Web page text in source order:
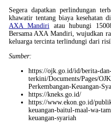
Segera dapatkan perlindungan
khawatir tentang biaya kesehatan
AXA Mandiriatau hubungi
Bersama AXA Mandiri, wujudkan
keluarga tercinta terlindungi dari
Sumber:
https://ojk.go.id/id/berita-
terkini/Documents/Pages/
Perkembangan-Keuangan-
https://kneks.go.id/
https://www.ekon.go.id/
keuangan-baitul-maal-wa-
keuangan-syariah